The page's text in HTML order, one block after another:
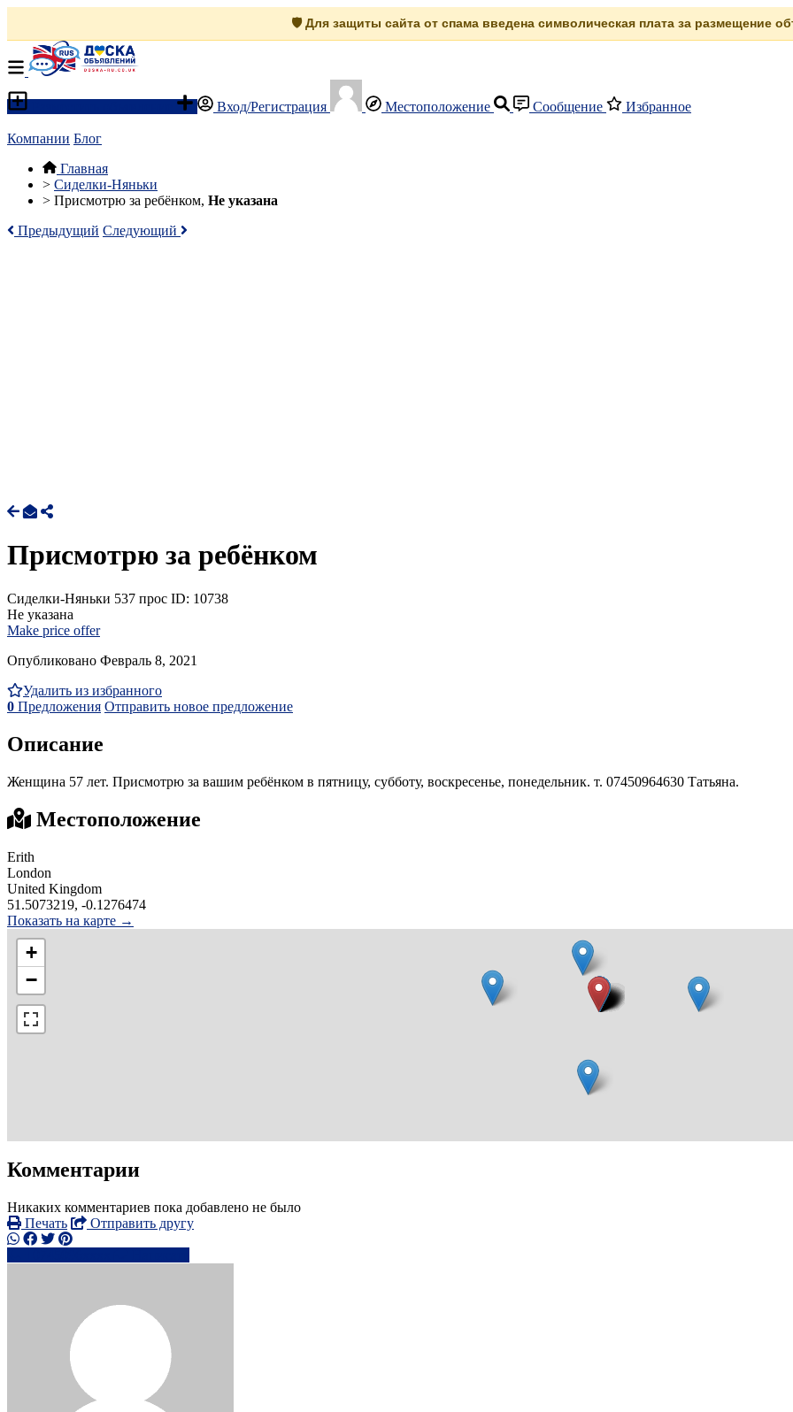
🛡️ Для защиты сайта от спама введена символическая плата за размещение
Вход/Регистрация Местоположение Сообщение Избранное
Компании Блог
Главная
> Сиделки-Няньки
> Присмотрю за ребёнком, Не указана
Предыдущий Следующий
Присмотрю за ребёнком
Сиделки-Няньки 537 прос ID: 10738
Не указана
Make price offer
Опубликовано Февраль 8, 2021
Удалить из избранного
0 Предложения Отправить новое предложение
Описание
Женщина 57 лет. Присмотрю за вашим ребёнком в пятницу, субботу, воскресенье, понедельник. т. 07450964630 Татьяна.
Местоположение
Erith
London
United Kingdom
51.5073219, -0.1276474
Показать на карте →
+
−
Комментарии
Никаких комментариев пока добавлено не было
Печать
Отправить другу